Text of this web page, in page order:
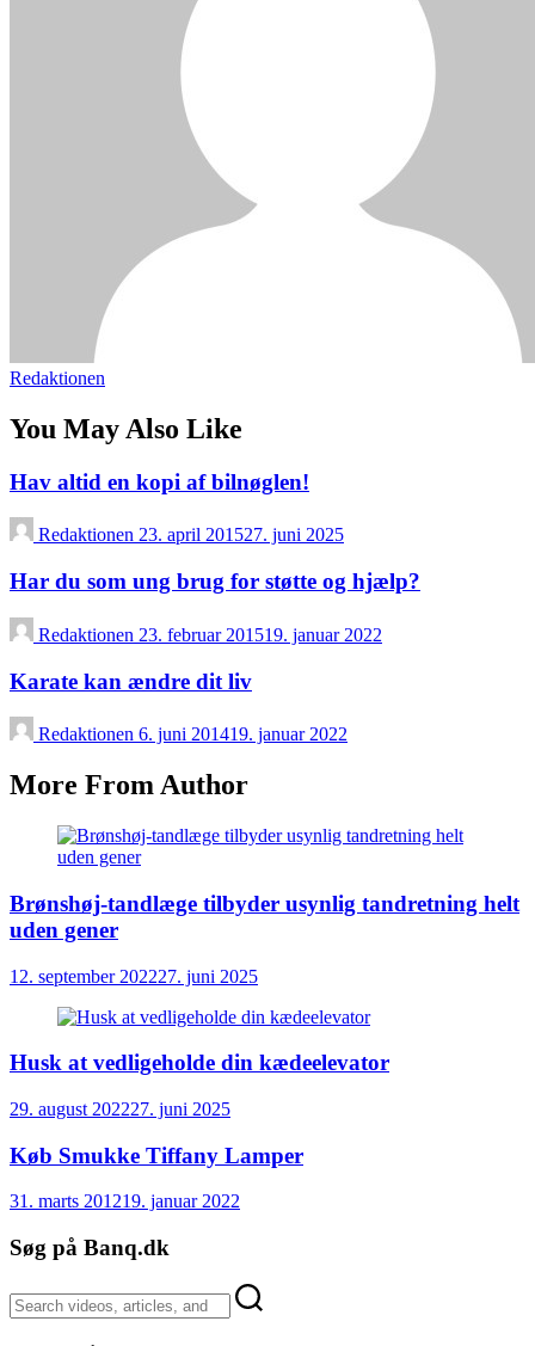
Redaktionen
You May Also Like
Hav altid en kopi af bilnøglen!
Redaktionen 23. april 201527. juni 2025
Har du som ung brug for støtte og hjælp?
Redaktionen 23. februar 201519. januar 2022
Karate kan ændre dit liv
Redaktionen 6. juni 201419. januar 2022
More From Author
Brønshøj-tandlæge tilbyder usynlig tandretning helt
uden gener
12. september 202227. juni 2025
Husk at vedligeholde din kædeelevator
29. august 202227. juni 2025
Køb Smukke Tiffany Lamper
31. marts 201219. januar 2022
Søg på Banq.dk